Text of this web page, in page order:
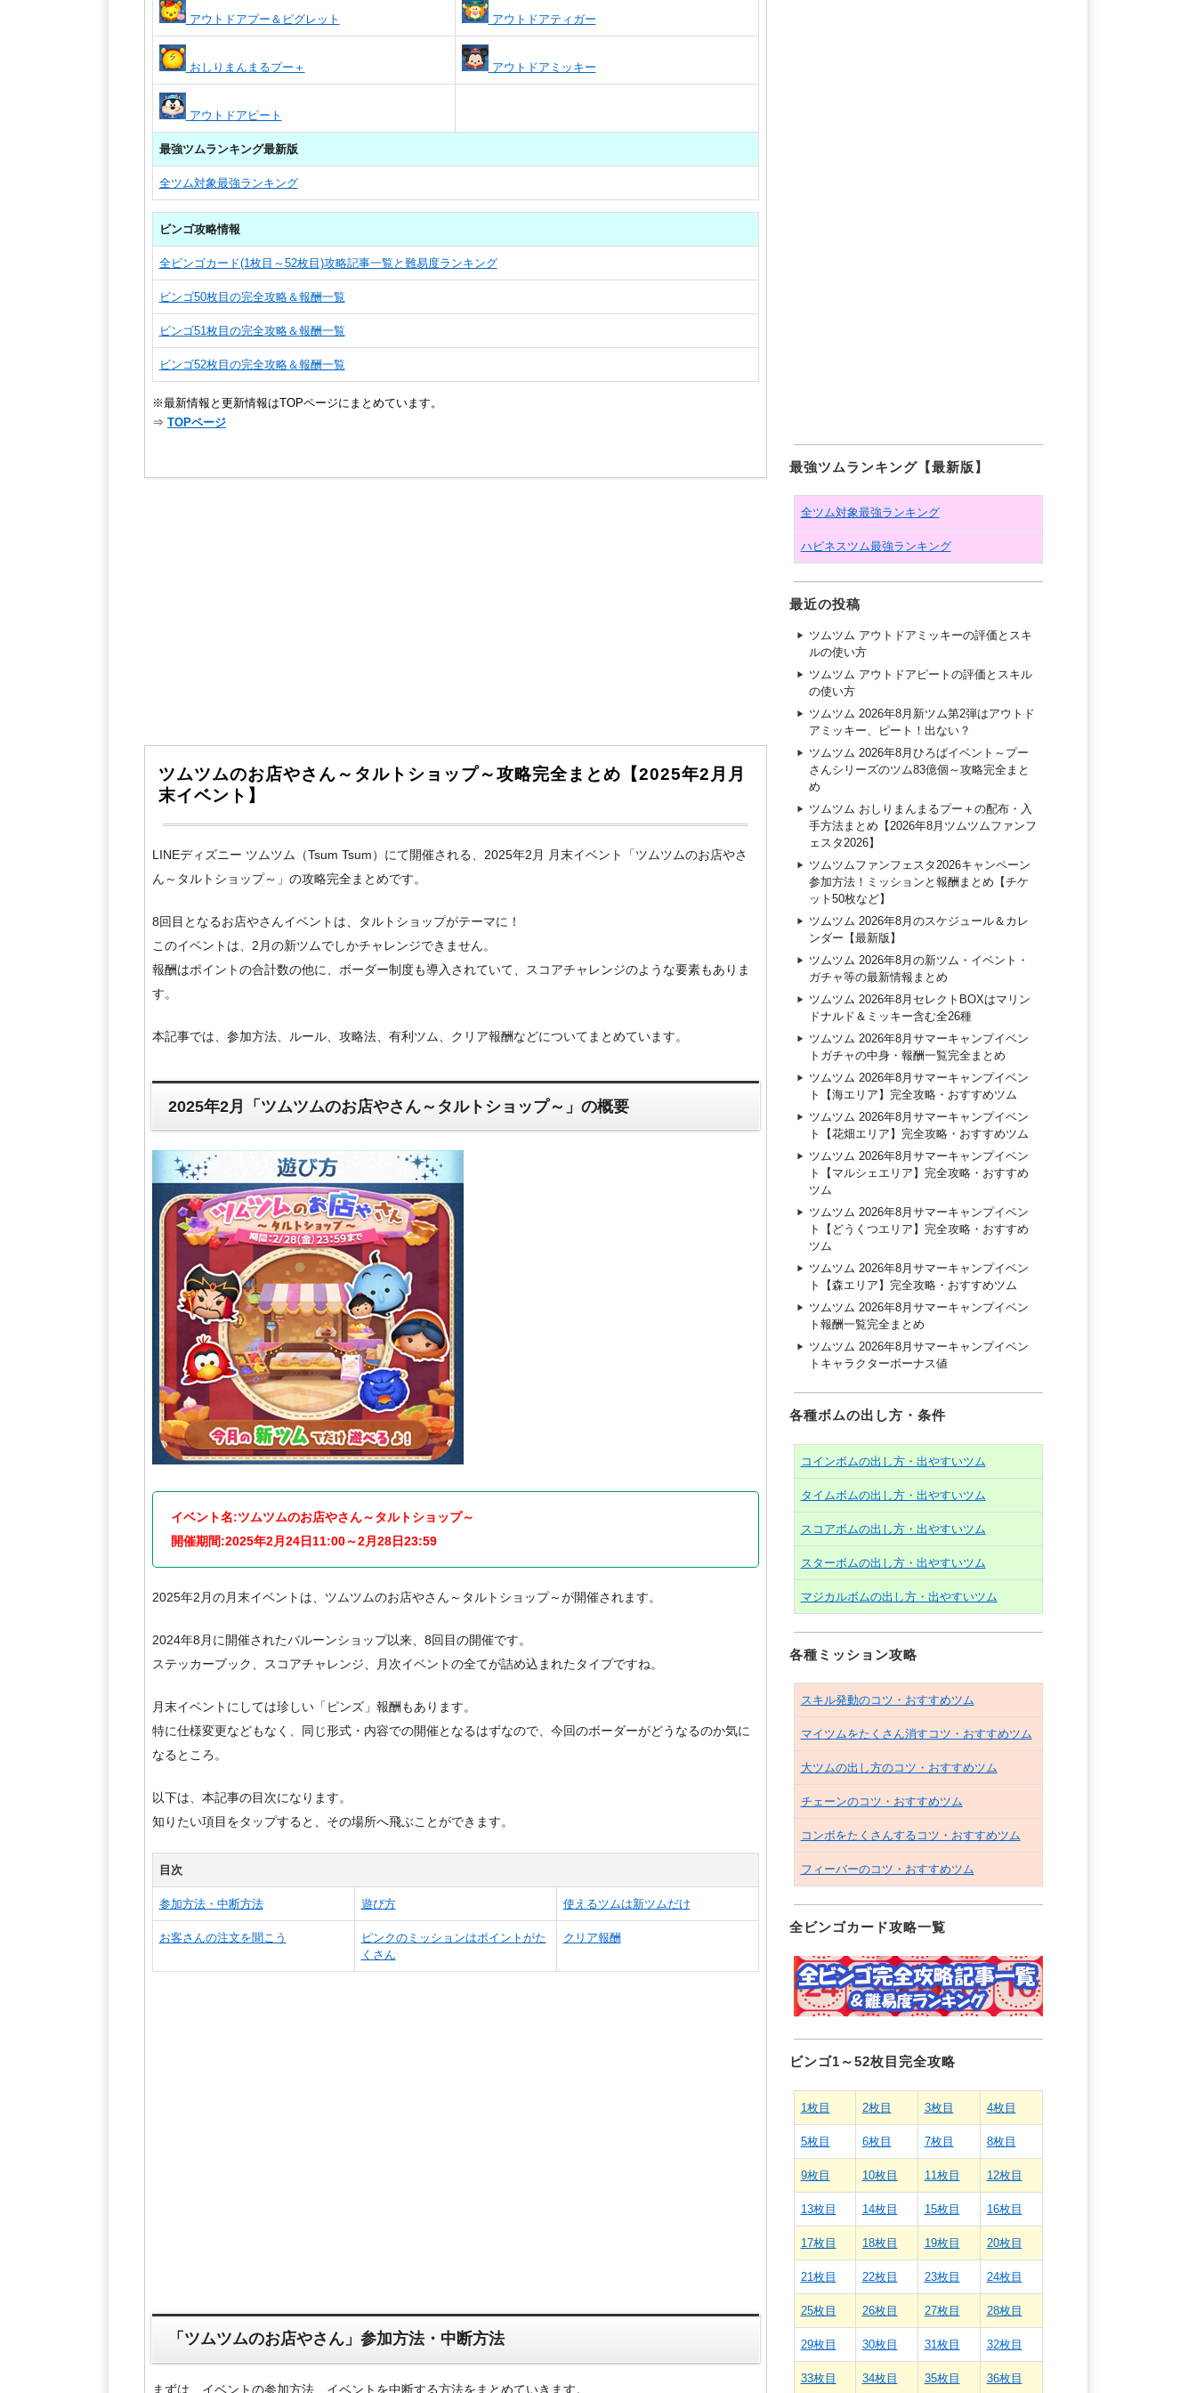
アウトドアプー＆ピグレット アウトドアティガー
おしりまんまるプー＋ アウトドアミッキー
アウトドアピート
最強ツムランキング最新版
全ツム対象最強ランキング
ビンゴ攻略情報
全ビンゴカード(1枚目～52枚目)攻略記事一覧と難易度ランキング
ビンゴ50枚目の完全攻略＆報酬一覧
ビンゴ51枚目の完全攻略＆報酬一覧
ビンゴ52枚目の完全攻略＆報酬一覧
※最新情報と更新情報はTOPページにまとめています。
⇒ TOPページ
ツムツムのお店やさん～タルトショップ～攻略完全まとめ【2025年2月月
末イベント】
LINEディズニー ツムツム（Tsum Tsum）にて開催される、2025年2月 月末イベント「ツムツムのお店やさ
ん～タルトショップ～」の攻略完全まとめです。
8回目となるお店やさんイベントは、タルトショップがテーマに！
このイベントは、2月の新ツムでしかチャレンジできません。
報酬はポイントの合計数の他に、ボーダー制度も導入されていて、スコアチャレンジのような要素もありま
す。
本記事では、参加方法、ルール、攻略法、有利ツム、クリア報酬などについてまとめています。
2025年2月「ツムツムのお店やさん～タルトショップ～」の概要
イベント名:ツムツムのお店やさん～タルトショップ～
開催期間:2025年2月24日11:00～2月28日23:59
2025年2月の月末イベントは、ツムツムのお店やさん～タルトショップ～が開催されます。
2024年8月に開催されたバルーンショップ以来、8回目の開催です。
ステッカーブック、スコアチャレンジ、月次イベントの全てが詰め込まれたタイプですね。
月末イベントにしては珍しい「ピンズ」報酬もあります。
特に仕様変更などもなく、同じ形式・内容での開催となるはずなので、今回のボーダーがどうなるのか気に
なるところ。
以下は、本記事の目次になります。
知りたい項目をタップすると、その場所へ飛ぶことができます。
目次
参加方法・中断方法 遊び方 使えるツムは新ツムだけ
お客さんの注文を聞こう
ピンクのミッションはポイントがた
くさん
クリア報酬
「ツムツムのお店やさん」参加方法・中断方法
まずは、イベントの参加方法、イベントを中断する方法をまとめていきます。
最強ツムランキング【最新版】
全ツム対象最強ランキング
ハピネスツム最強ランキング
最近の投稿
ツムツム アウトドアミッキーの評価とスキ
ルの使い方
ツムツム アウトドアピートの評価とスキル
の使い方
ツムツム 2026年8月新ツム第2弾はアウトド
アミッキー、ピート！出ない？
ツムツム 2026年8月ひろばイベント～プー
さんシリーズのツム83億個～攻略完全まと
め
ツムツム おしりまんまるプー＋の配布・入
手方法まとめ【2026年8月ツムツムファンフ
ェスタ2026】
ツムツムファンフェスタ2026キャンペーン
参加方法！ミッションと報酬まとめ【チケ
ット50枚など】
ツムツム 2026年8月のスケジュール＆カレ
ンダー【最新版】
ツムツム 2026年8月の新ツム・イベント・
ガチャ等の最新情報まとめ
ツムツム 2026年8月セレクトBOXはマリン
ドナルド＆ミッキー含む全26種
ツムツム 2026年8月サマーキャンプイベン
トガチャの中身・報酬一覧完全まとめ
ツムツム 2026年8月サマーキャンプイベン
ト【海エリア】完全攻略・おすすめツム
ツムツム 2026年8月サマーキャンプイベン
ト【花畑エリア】完全攻略・おすすめツム
ツムツム 2026年8月サマーキャンプイベン
ト【マルシェエリア】完全攻略・おすすめ
ツム
ツムツム 2026年8月サマーキャンプイベン
ト【どうくつエリア】完全攻略・おすすめ
ツム
ツムツム 2026年8月サマーキャンプイベン
ト【森エリア】完全攻略・おすすめツム
ツムツム 2026年8月サマーキャンプイベン
ト報酬一覧完全まとめ
ツムツム 2026年8月サマーキャンプイベン
トキャラクターボーナス値
各種ボムの出し方・条件
コインボムの出し方・出やすいツム
タイムボムの出し方・出やすいツム
スコアボムの出し方・出やすいツム
スターボムの出し方・出やすいツム
マジカルボムの出し方・出やすいツム
各種ミッション攻略
スキル発動のコツ・おすすめツム
マイツムをたくさん消すコツ・おすすめツム
大ツムの出し方のコツ・おすすめツム
チェーンのコツ・おすすめツム
コンボをたくさんするコツ・おすすめツム
フィーバーのコツ・おすすめツム
全ビンゴカード攻略一覧
ビンゴ1～52枚目完全攻略
1枚目 2枚目 3枚目 4枚目
5枚目 6枚目 7枚目 8枚目
9枚目 10枚目 11枚目 12枚目
13枚目 14枚目 15枚目 16枚目
17枚目 18枚目 19枚目 20枚目
21枚目 22枚目 23枚目 24枚目
25枚目 26枚目 27枚目 28枚目
29枚目 30枚目 31枚目 32枚目
33枚目 34枚目 35枚目 36枚目